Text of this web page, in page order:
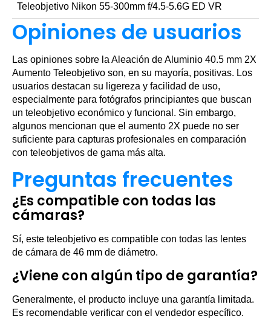
Teleobjetivo Nikon 55-300mm f/4.5-5.6G ED VR
Opiniones de usuarios
Las opiniones sobre la Aleación de Aluminio 40.5 mm 2X
Aumento Teleobjetivo son, en su mayoría, positivas. Los
usuarios destacan su ligereza y facilidad de uso,
especialmente para fotógrafos principiantes que buscan
un teleobjetivo económico y funcional. Sin embargo,
algunos mencionan que el aumento 2X puede no ser
suficiente para capturas profesionales en comparación
con teleobjetivos de gama más alta.
Preguntas frecuentes
¿Es compatible con todas las
cámaras?
Sí, este teleobjetivo es compatible con todas las lentes
de cámara de 46 mm de diámetro.
¿Viene con algún tipo de garantía?
Generalmente, el producto incluye una garantía limitada.
Es recomendable verificar con el vendedor específico.